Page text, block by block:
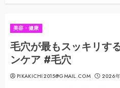
美容・健康
毛穴が最もスッキリす
ンケア #毛穴
PIKAKICHI2015@GMAIL.COM 2026